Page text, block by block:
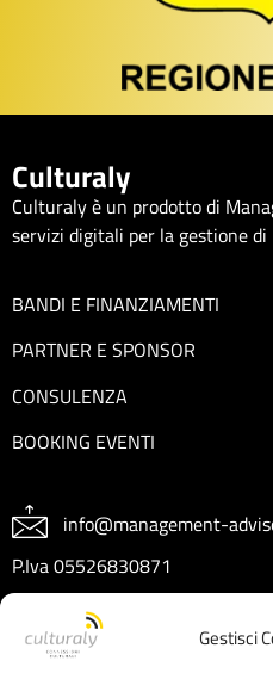
Gestisci
Culturaly
Culturaly è un prodotto di
servizi digitali per la gestione
BANDI E FINANZIAMENTI
PARTNER E SPONSOR
CONSULENZA
BOOKING EVENTI
info@management-
P.Iva 05526830871
REA CT404199
Capitale sociale € 10.000 I.V.